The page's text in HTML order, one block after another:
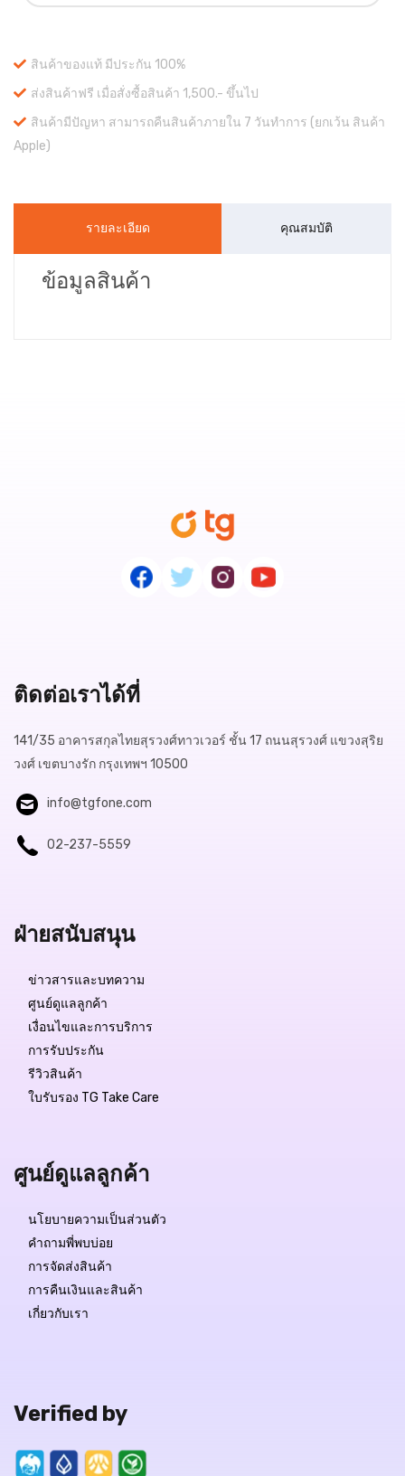
สินค้าของแท้ มีประกัน 100%
ส่งสินค้าฟรี เมื่อสั่งซื้อสินค้า 1,500.- ขึ้นไป
สินค้ามีปัญหา สามารถคืนสินค้าภายใน 7 วันทำการ (ยกเว้น สินค้า
Apple)
รายละเอียด คุณสมบัติ
ข้อมูลสินค้า
ติดต่อเราได้ที่
141/35 อาคารสกุลไทยสุรวงศ์ทาวเวอร์ ชั้น 17 ถนนสุรวงศ์ แขวงสุริย
วงศ์ เขตบางรัก กรุงเทพฯ 10500
info@tgfone.com
02-237-5559
ฝ่ายสนับสนุน
ข่าวสารและบทความ
ศูนย์ดูแลลูกค้า
เงื่อนไขและการบริการ
การรับประกัน
รีวิวสินค้า
ใบรับรอง TG Take Care
ศูนย์ดูแลลูกค้า
นโยบายความเป็นส่วนตัว
คำถามพี่พบบ่อย
การจัดส่งสินค้า
การคืนเงินและสินค้า
เกี่ยวกับเรา
Verified by